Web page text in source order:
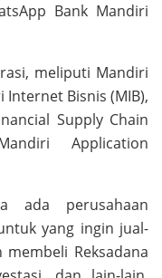
Bank Mandiri
meliputi Mandiri
Internet Bisnis (MIB),
Supply Chain
Application
ada perusahaan
yang ingin jual-
Reksadana